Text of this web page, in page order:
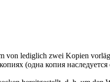
von lediglich zwei Kopien
(одна копия наследуется